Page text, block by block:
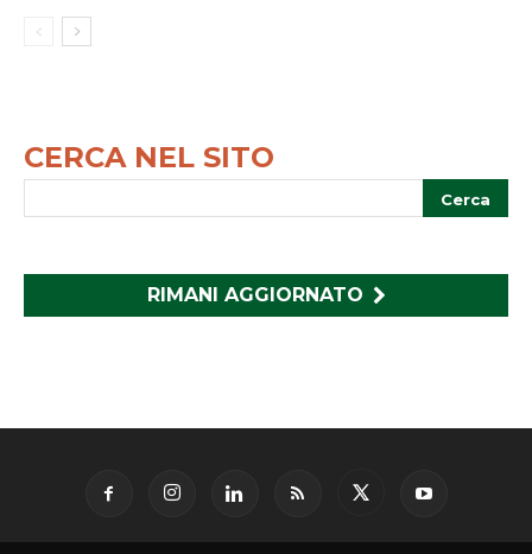
CERCA NEL SITO
RIMANI AGGIORNATO